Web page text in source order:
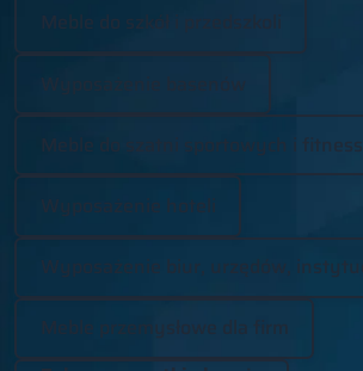
Meble do szkół i przedszkoli
Wyposażenie basenów
Meble do szatni sportowych i fitness